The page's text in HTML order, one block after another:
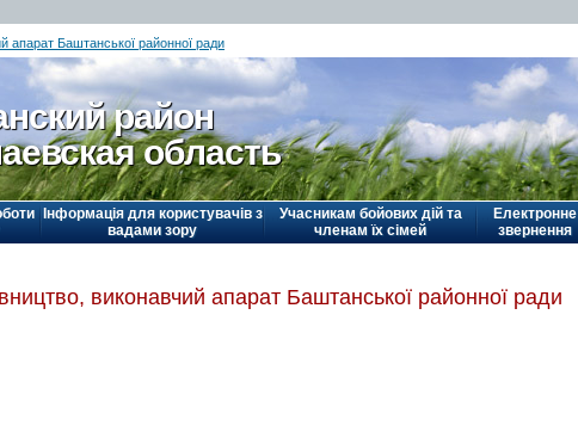
апарат Баштанської районної ради
район
область
Інформація для користувачів з
вадами зору
Учасникам бойових дій та
членам їх сімей
Електронне
звернення
виконавчий апарат Баштанської районної ради